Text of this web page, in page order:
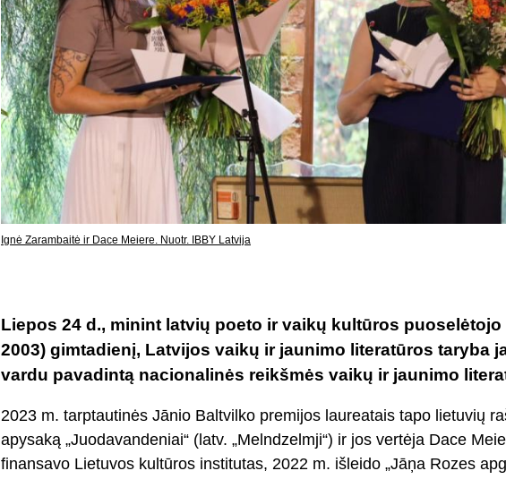
Ignė Zarambaitė ir Dace Meiere. Nuotr. IBBY Latvija
Liepos 24 d., minint latvių poeto ir vaikų kultūros
2003) gimtadienį, Latvijos vaikų ir jaunimo literatūros taryba
vardu pavadintą nacionalinės reikšmės vaikų ir jaunimo
2023 m. tarptautinės Jānio Baltvilko premijos laureatais tapo lietuvių
apysaką „Juodavandeniai“ (latv. „Melndzelmji“) ir jos vertėja Dace
finansavo Lietuvos kultūros institutas, 2022 m. išleido „Jāņa Rozes